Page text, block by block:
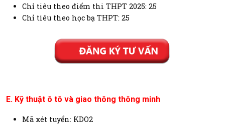
Chỉ tiêu theo điểm thi THPT 2025: 25
Chỉ tiêu theo học bạ THPT: 25
E. Kỹ thuật ô tô và giao thông thông minh
Mã xét tuyển: KDO2